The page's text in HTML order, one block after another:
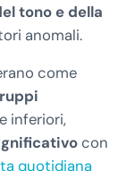
tono e della
anomali.
come
inferiori,
con
quotidiana